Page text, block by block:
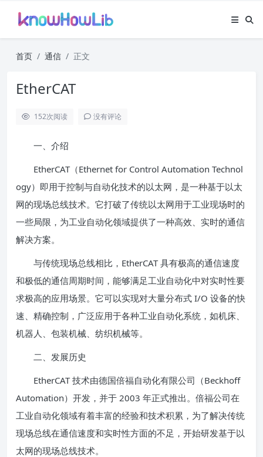
首页 通信 正文
EtherCAT
152次阅读 没有评论
一、介绍
EtherCAT（Ethernet for Control Automation Technol
ogy）即用于控制与自动化技术的以太网，是一种基于以太
网的现场总线技术。它打破了传统以太网用于工业现场时的
一些局限，为工业自动化领域提供了一种高效、实时的通信
解决方案。
与传统现场总线相比，EtherCAT 具有极高的通信速度
和极低的通信周期时间，能够满足工业自动化中对实时性要
求极高的应用场景。它可以实现对大量分布式 I/O 设备的快
速、精确控制，广泛应用于各种工业自动化系统，如机床、
机器人、包装机械、纺织机械等。
二、发展历史
EtherCAT 技术由德国倍福自动化有限公司（Beckhoff
Automation）开发，并于 2003 年正式推出。倍福公司在
工业自动化领域有着丰富的经验和技术积累，为了解决传统
现场总线在通信速度和实时性方面的不足，开始研发基于以
太网的现场总线技术。